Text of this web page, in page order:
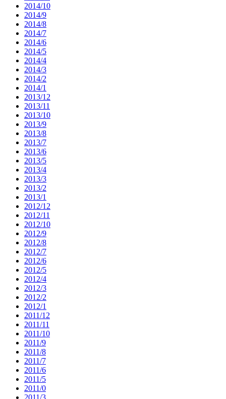
2014/10
2014/9
2014/8
2014/7
2014/6
2014/5
2014/4
2014/3
2014/2
2014/1
2013/12
2013/11
2013/10
2013/9
2013/8
2013/7
2013/6
2013/5
2013/4
2013/3
2013/2
2013/1
2012/12
2012/11
2012/10
2012/9
2012/8
2012/7
2012/6
2012/5
2012/4
2012/3
2012/2
2012/1
2011/12
2011/11
2011/10
2011/9
2011/8
2011/7
2011/6
2011/5
2011/0
2011/3